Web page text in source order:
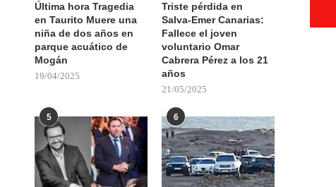
Última hora Tragedia
en Taurito Muere una
niña de dos años en
parque acuático de
Mogán
19/04/2025
Triste pérdida en
Salva-Emer Canarias:
Fallece el joven
voluntario Omar
Cabrera Pérez a los 21
años
21/05/2025
5 6